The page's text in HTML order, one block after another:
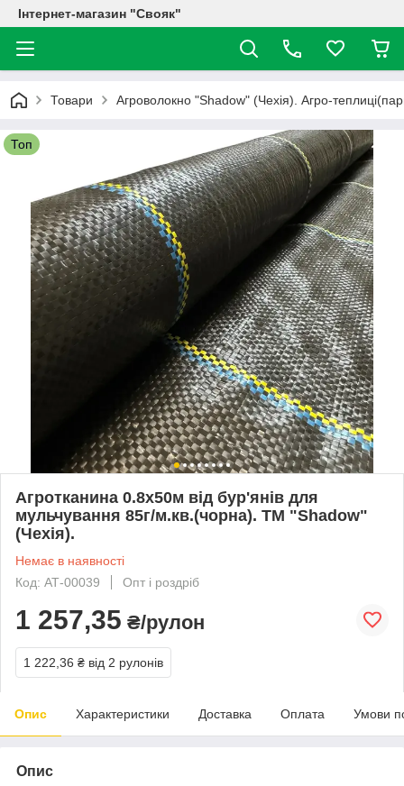
Інтернет-магазин "Свояк"
Товари Агроволокно "Shadow" (Чехія). Агро-
Топ
Агротканина 0.8х50м від бур'янів для
мульчування 85г/м.кв.(чорна). ТМ "Shadow"
(Чехія).
Немає в наявності
Код: АТ-00039
Опт і роздріб
1 257,35 ₴/рулон
1 222,36 ₴ від 2 рулонів
Опис Характеристики Доставка Оплата Умови
Опис